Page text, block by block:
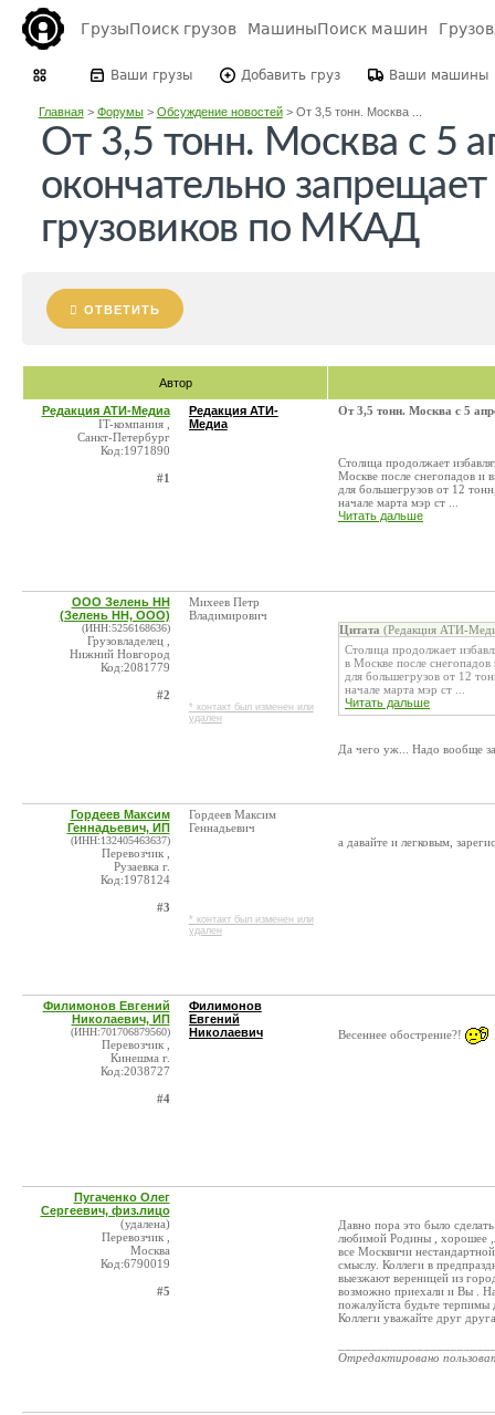
ГрузыПоиск грузов МашиныПоиск машин
Ваши грузы Добавить груз Ваши машины
Главная> Форумы> Обсуждение новостей> От 3,5 тонн. Москва ...
От 3,5 тонн. Москва с 5
окончательно запрещает
грузовиков по МКАД
ОТВЕТИТЬ
Автор
Редакция АТИ-Медиа
IT-компания ,
Санкт-Петербург
Код:1971890
#1
Редакция АТИ-
Медиа
От 3,5 тонн. Москва с 5
Столица продолжает
Москве после снегопадов и
для большегрузов от 12
начале марта мэр ст ...
Читать дальше
ООО Зелень НН
(Зелень НН, ООО)
(ИНН:5256168636)
Грузовладелец ,
Нижний Новгород
Код:2081779
#2
Михеев Петр
Владимирович
* контакт был изменен или
удален
Цитата (Редакция АТИ-
Столица продолжает
в Москве после
для большегрузов от 12
начале марта мэр ст ...
Читать дальше
Да чего уж... Надо вообще
Гордеев Максим
Геннадьевич, ИП
(ИНН:132405463637)
Перевозчик ,
Рузаевка г.
Код:1978124
#3
Гордеев Максим
Геннадьевич
* контакт был изменен или
удален
а давайте и легковым,
Филимонов Евгений
Николаевич, ИП
(ИНН:701706879560)
Перевозчик ,
Кинешма г.
Код:2038727
#4
Филимонов
Евгений
Николаевич
Весеннее обострение?!
Пугаченко Олег
Сергеевич, физ.лицо
(удалена)
Перевозчик ,
Москва
Код:6790019
#5
Давно пора это было
любимой Родины , хорошее
все Москвичи
смыслу. Коллеги в
выезжают вереницей из
возможно приехали и Вы .
пожалуйста будьте
Коллеги уважайте друг
Отредактировано